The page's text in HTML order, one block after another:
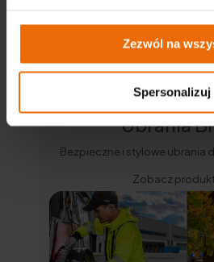
Zezwól na
Spersonalizuj
Ubrania
Bezpieczne i stylowe ubrania
Zobacz